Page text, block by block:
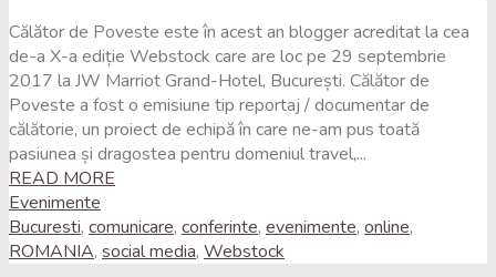
Călător de Poveste este în acest an blogger acreditat la cea
de-a X-a ediție Webstock care are loc pe 29 septembrie
2017 la JW Marriot Grand-Hotel, București. Călător de
Poveste a fost o emisiune tip reportaj / documentar de
călătorie, un proiect de echipă în care ne-am pus toată
pasiunea și dragostea pentru domeniul travel,...
READ MORE
Evenimente
Bucuresti, comunicare, conferinte, evenimente, online,
ROMANIA, social media, Webstock